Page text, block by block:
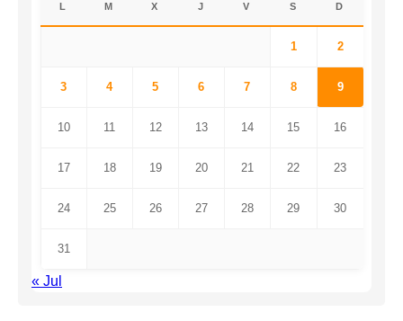
L M X J V S D
1 2
3 4 5 6 7 8 9
10 11 12 13 14 15 16
17 18 19 20 21 22 23
24 25 26 27 28 29 30
31
« Jul